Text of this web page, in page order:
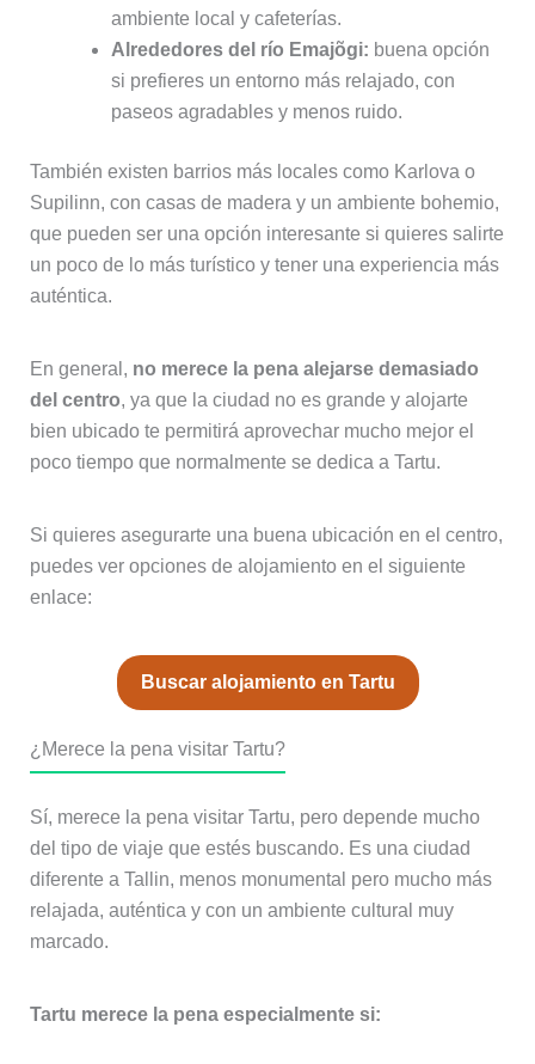
ambiente local y cafeterías.
Alrededores del río Emajõgi: buena opción
si prefieres un entorno más relajado, con
paseos agradables y menos ruido.
También existen barrios más locales como Karlova o
Supilinn, con casas de madera y un ambiente bohemio,
que pueden ser una opción interesante si quieres salirte
un poco de lo más turístico y tener una experiencia más
auténtica.
En general, no merece la pena alejarse demasiado
del centro, ya que la ciudad no es grande y alojarte
bien ubicado te permitirá aprovechar mucho mejor el
poco tiempo que normalmente se dedica a Tartu.
Si quieres asegurarte una buena ubicación en el centro,
puedes ver opciones de alojamiento en el siguiente
enlace:
Buscar alojamiento en Tartu
¿Merece la pena visitar Tartu?
Sí, merece la pena visitar Tartu, pero depende mucho
del tipo de viaje que estés buscando. Es una ciudad
diferente a Tallin, menos monumental pero mucho más
relajada, auténtica y con un ambiente cultural muy
marcado.
Tartu merece la pena especialmente si: